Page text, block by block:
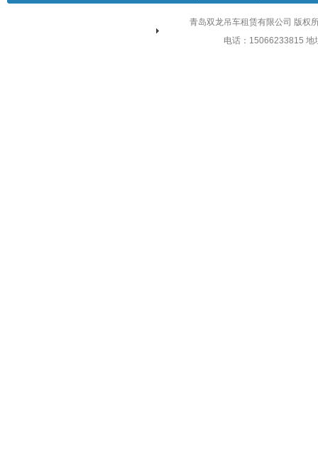
青岛双龙吊车租赁有限公司 版权
电话：15066233815 地